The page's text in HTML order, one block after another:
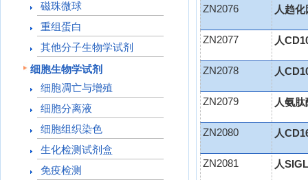
磁珠微球
重组蛋白
其他分子生物学试剂
细胞生物学试剂
细胞凋亡与增殖
细胞分离液
细胞组织染色
生化检测试剂盒
免疫检测
ZN2076 人趋
ZN2077 人
ZN2078 人
ZN2079 人氨
ZN2080 人
ZN2081 人